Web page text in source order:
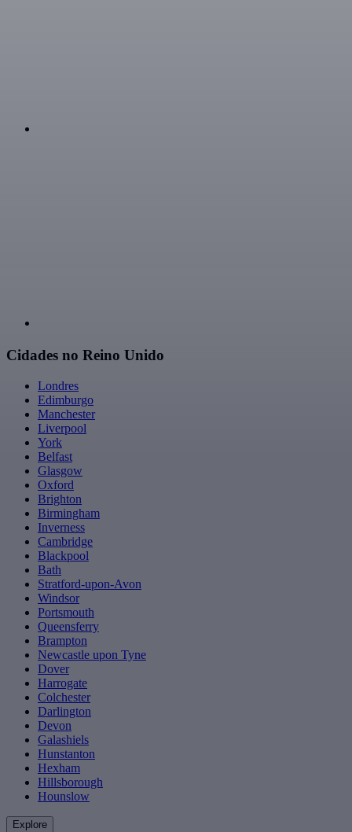
Cidades no Reino Unido
Londres
Edimburgo
Manchester
Liverpool
York
Belfast
Glasgow
Oxford
Brighton
Birmingham
Inverness
Cambridge
Blackpool
Bath
Stratford-upon-Avon
Windsor
Portsmouth
Queensferry
Brampton
Newcastle upon Tyne
Dover
Harrogate
Colchester
Darlington
Devon
Galashiels
Hunstanton
Hexham
Hillsborough
Hounslow
Explore